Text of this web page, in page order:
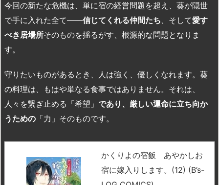
今回の新たな危機は、単に宿の経営問題を超え、葵が隠世
で手に入れた全て――信じてくれる仲間たち、そして愛す
べき居場所そのものを揺るがす、根源的な問題となりま
す。
守りたいものがあるとき、人は強く、優しくなれます。葵
の料理は、もはや単なる食事ではありません。それは、
人々を繋ぎ止める「希望」 であり、厳しい運命に立ち向か
うための 「力」そのものです。
かくりよの宿飯 あやかしお
宿に嫁入りします。(12) (B’s-